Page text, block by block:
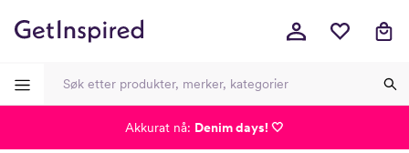
Akkurat nå: Denim days! 🤍
-
-
-
-